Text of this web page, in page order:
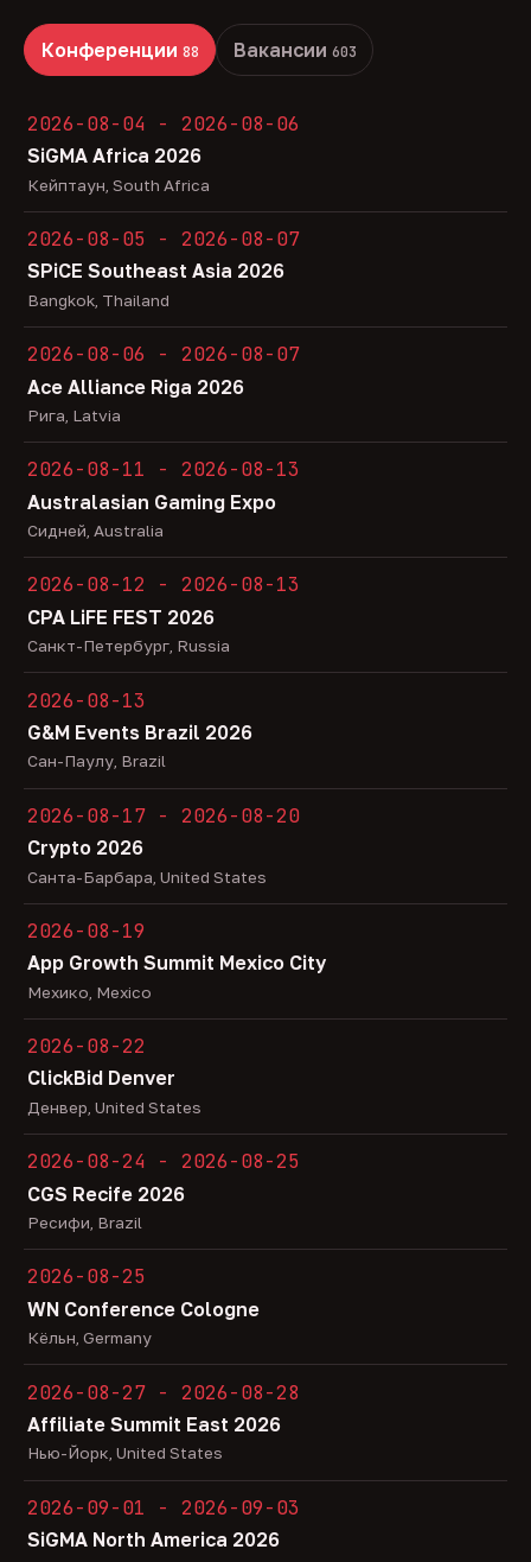
Конференции 88 Вакансии 603
2026-08-04 - 2026-08-06
SiGMA Africa 2026
Кейптаун, South Africa
2026-08-05 - 2026-08-07
SPiCE Southeast Asia 2026
Bangkok, Thailand
2026-08-06 - 2026-08-07
Ace Alliance Riga 2026
Рига, Latvia
2026-08-11 - 2026-08-13
Australasian Gaming Expo
Сидней, Australia
2026-08-12 - 2026-08-13
CPA LiFE FEST 2026
Санкт-Петербург, Russia
2026-08-13
G&M Events Brazil 2026
Сан-Паулу, Brazil
2026-08-17 - 2026-08-20
Crypto 2026
Санта-Барбара, United States
2026-08-19
App Growth Summit Mexico City
Мехико, Mexico
2026-08-22
ClickBid Denver
Денвер, United States
2026-08-24 - 2026-08-25
CGS Recife 2026
Ресифи, Brazil
2026-08-25
WN Conference Cologne
Кёльн, Germany
2026-08-27 - 2026-08-28
Affiliate Summit East 2026
Нью-Йорк, United States
2026-09-01 - 2026-09-03
SiGMA North America 2026